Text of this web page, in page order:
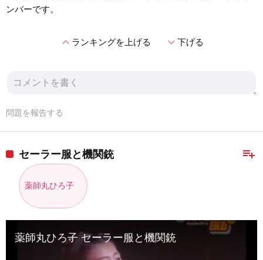
ンバーです。
expand_lessランキングを上げる expand_more下げる
問題を報告する
playlist_add
セーラー服と機関銃
薬師丸ひろ子
薬師丸ひろ子 セーラー服と機関銃